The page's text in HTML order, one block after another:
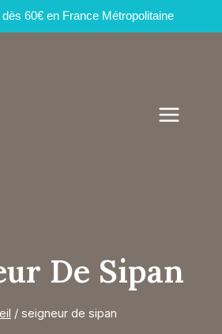
60€ en France Métropolitaine
De Sipan
/ seigneur de sipan